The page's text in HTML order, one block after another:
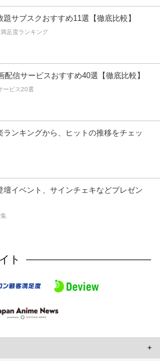
題サブスクおすすめ11選【徹底比較】
足度ランキング
配信サービスおすすめ40選【徹底比較】
ービス20選
ランキングから、ヒットの推移をチェッ
壇イベント、サインチェキなどプレゼン
ト